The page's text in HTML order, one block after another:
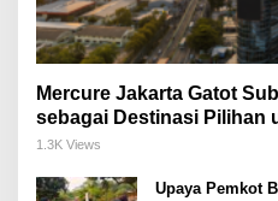
Mercure Jakarta Gatot
sebagai Destinasi Pilihan
Meeting, dan Kuliner di
1.3K Views
Upaya Pemkot